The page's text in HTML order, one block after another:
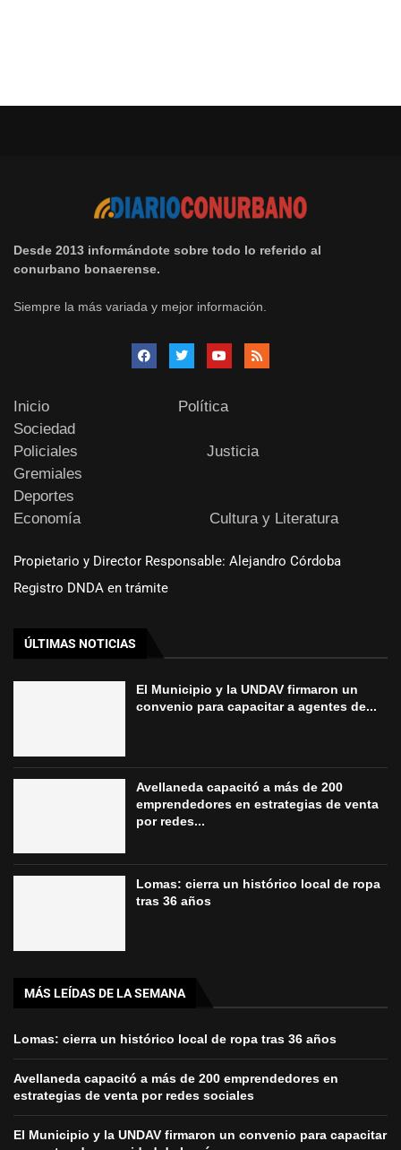
Desde 2013 informándote sobre todo lo referido al
conurbano bonaerense.
Siempre la más variada y mejor información.
Inicio
Política
Sociedad
Policiales
Justicia
Gremiales
Deportes
Economía
Cultura y Literatura
Propietario y Director Responsable: Alejandro Córdoba
Registro DNDA en trámite
ÚLTIMAS NOTICIAS
El Municipio y la UNDAV firmaron un
convenio para capacitar a agentes de...
Avellaneda capacitó a más de 200
emprendedores en estrategias de venta
por redes...
Lomas: cierra un histórico local de ropa
tras 36 años
MÁS LEÍDAS DE LA SEMANA
Lomas: cierra un histórico local de ropa tras 36 años
Avellaneda capacitó a más de 200 emprendedores en
estrategias de venta por redes sociales
El Municipio y la UNDAV firmaron un convenio para capacitar